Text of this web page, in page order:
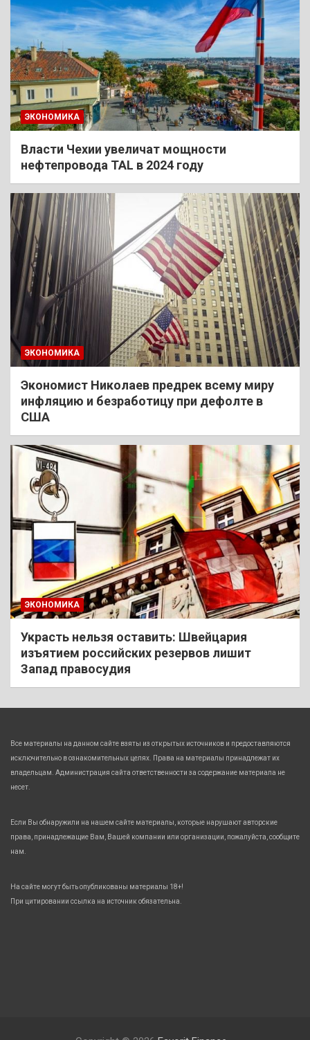
ЭКОНОМИКА
Власти Чехии увеличат мощности
нефтепровода TAL в 2024 году
ЭКОНОМИКА
Экономист Николаев предрек всему миру
инфляцию и безработицу при дефолте в
США
ЭКОНОМИКА
Украсть нельзя оставить: Швейцария
изъятием российских резервов лишит
Запад правосудия
Все материалы на данном сайте взяты из открытых источников и предоставляются
исключительно в ознакомительных целях. Права на материалы принадлежат их
владельцам. Администрация сайта ответственности за содержание материала не
несет.
Если Вы обнаружили на нашем сайте материалы, которые нарушают авторские
права, принадлежащие Вам, Вашей компании или организации, пожалуйста, сообщите
нам.
На сайте могут быть опубликованы материалы 18+!
При цитировании ссылка на источник обязательна.